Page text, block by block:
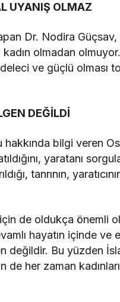
UYANIŞ OLMAZ
Dr. Nodira
olmadan
ve güçlü
DEĞİLDİ
hakkında bilgi veren
yaratanı
tanrının,
de oldukça önemli
hayatın içinde
değildir. Bu yüzden
de her zaman